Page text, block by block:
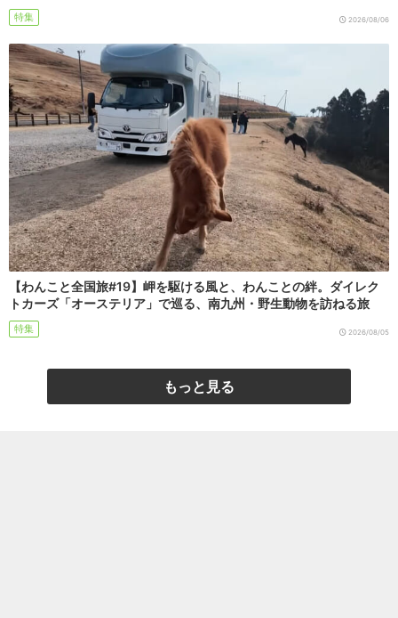
特集 2026/08/06
【わんこと全国旅#19】岬を駆ける風と、わんことの絆。ダイレク
トカーズ「オーステリア」で巡る、南九州・野生動物を訪ねる旅
特集 2026/08/05
もっと見る